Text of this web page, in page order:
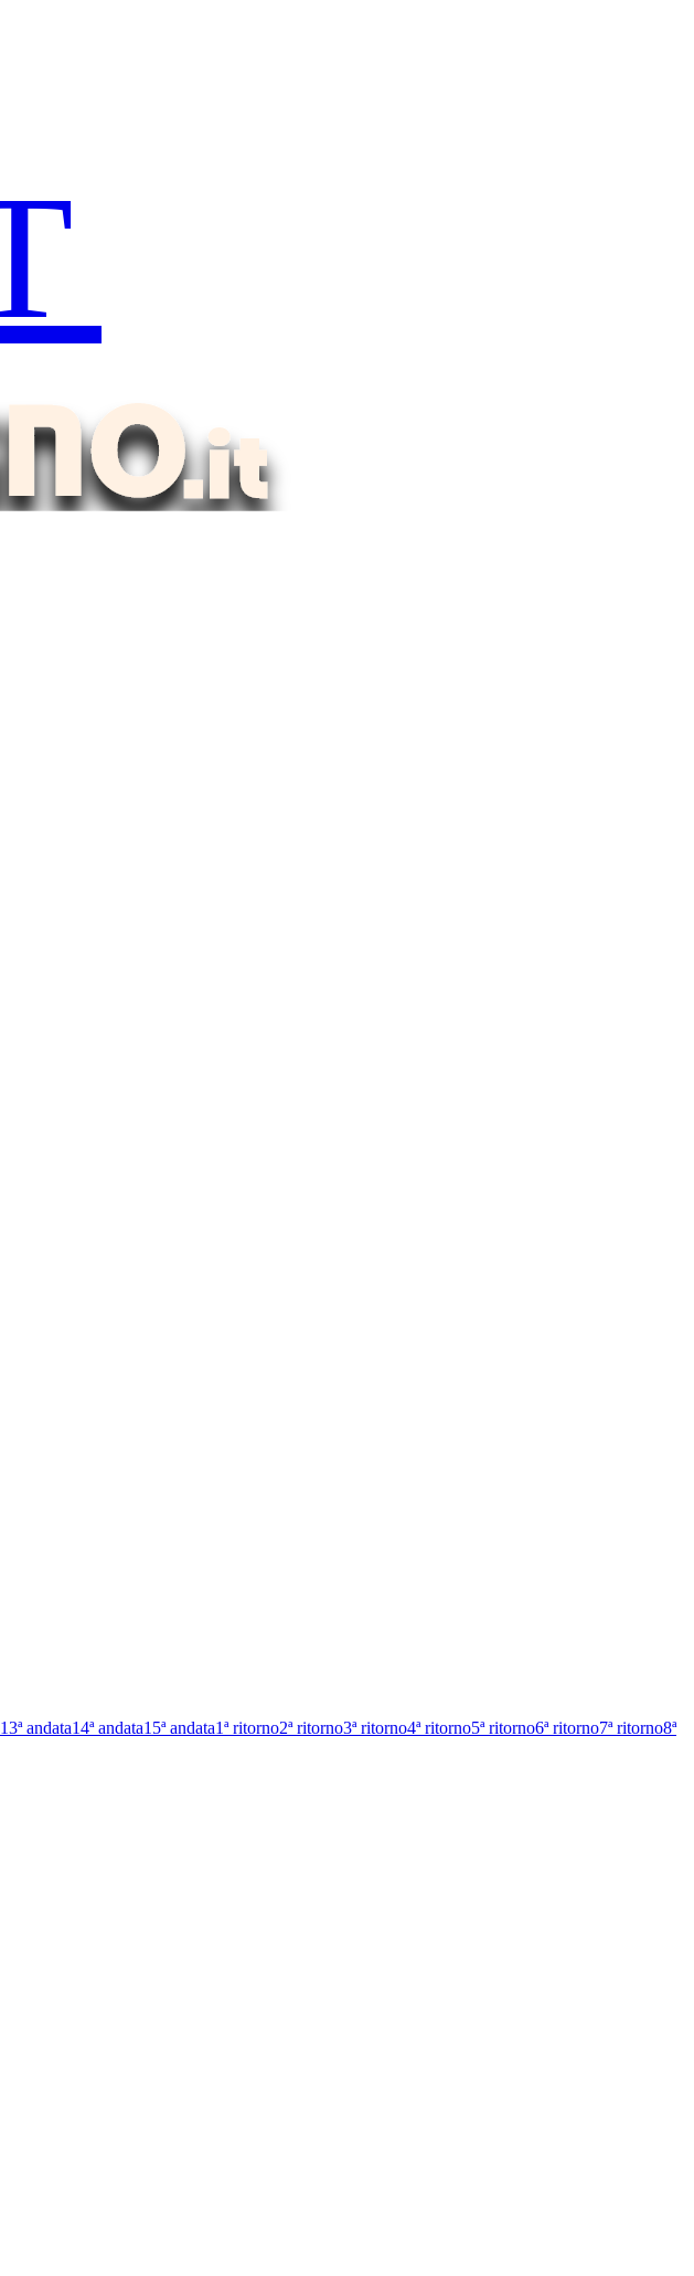
13ª andata14ª andata15ª andata1ª ritorno2ª ritorno3ª ritorno4ª ritorno5ª ritorno6ª ritorno7ª ritorno8ª